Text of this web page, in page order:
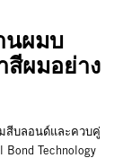
นผมบ
สีผมอย่าง
สีบลอนด์และควบคู่
Technology